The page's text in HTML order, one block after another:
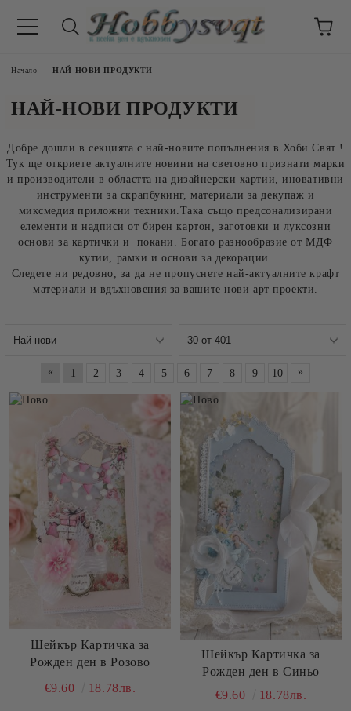
Начало НАЙ-НОВИ ПРОДУКТИ
НАЙ-НОВИ ПРОДУКТИ
Добре дошли в секцията с най-новите попълнения в Хоби Свят !
Тук ще откриете актуалните новини на световно признати марки
и производители в областта на дизайнерски хартии, иновативни
инструменти за скрапбукинг, материали за декупаж и
миксмедия приложни техники.Така също предсонализирани
елементи и надписи от бирен картон, заготовки и луксозни
основи за картички и покани. Богато разнообразие от МДФ
кутии, рамки и основи за декорации.
Следете ни редовно, за да не пропуснете най-актуалните крафт
материали и вдъхновения за вашите нови арт проекти.
« 1 2 3 4 5 6 7 8 9 10 »
Шейкър Картичка за
Рожден ден в Розово
€9.60
18.78лв.
Шейкър Картичка за
Рожден ден в Синьо
€9.60
18.78лв.